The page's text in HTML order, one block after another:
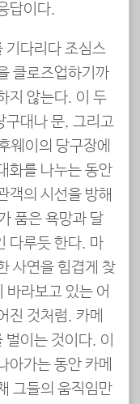
답이다.
기다리다 조심스
클로즈업하기까
지 않는다. 이 두
구대나 문, 그리고
웨이의 당구장에
화를 나누는 동안
객의 시선을 방해
품은 욕망과 달
다루듯 한다. 마
사연을 힘겹게 찾
바라보고 있는 어
진 것처럼. 카메
이는 것이다. 이
아가는 동안 카메
그들의 움직임만